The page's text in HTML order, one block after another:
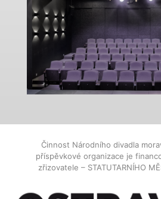
Činnost Národního divadla
příspěvkové organizace je
zřizovatele – STATUTARNÍHO